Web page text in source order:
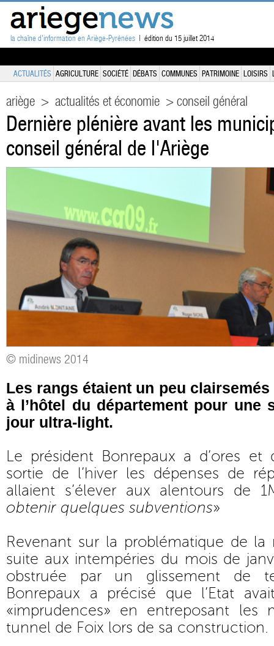
la chaîne d'information en Ariège-Pyrénées | édition du 15 juillet 2014
ACTUALITÉS AGRICULTURE SOCIÉTÉ DÉBATS COMMUNES PATRIMOINE LOISIRS
ariège > actualités et économie > conseil général
Dernière plénière avant les
conseil général de l'Ariège
© midinews 2014
Les rangs étaient un peu
à l’hôtel du département pour une
jour ultra-light.
Le président Bonrepaux a d’ores et
sortie de l’hiver les dépenses de
allaient s’élever aux alentours de
obtenir quelques subventions»
Revenant sur la problématique de la
suite aux intempéries du mois de
obstruée par un glissement de
Bonrepaux a précisé que l’Etat
«imprudences» en entreposant les
tunnel de Foix lors de sa construction.